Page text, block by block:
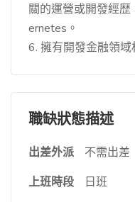
關的運營或開發經歴
ernetes。
6. 擁有開發金融領
職缺狀態描述
出差外派
不需出差
上班時段
日班